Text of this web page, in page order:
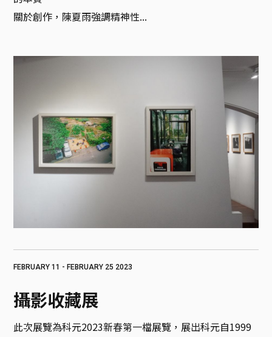
關於創作，陳夏雨強調精神性...
FEBRUARY 11 - FEBRUARY 25 2023
攝影收藏展
此次展覽為科元2023新春第一檔展覽，展出科元自1999